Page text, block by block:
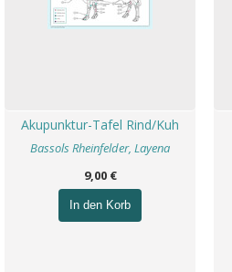
Akupunktur-Tafel Rind/Kuh
Bassols Rheinfelder, Layena
9,00 €
In den Korb